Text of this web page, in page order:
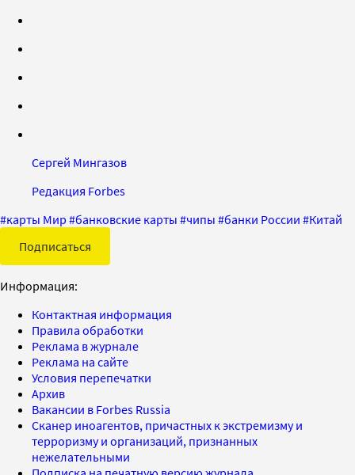
Сергей Мингазов
Редакция Forbes
#карты Мир #банковские карты #чипы #банки России #Китай
Подписаться
Информация:
Контактная информация
Правила обработки
Реклама в журнале
Реклама на сайте
Условия перепечатки
Архив
Вакансии в Forbes Russia
Сканер иноагентов, причастных к экстремизму и
терроризму и организаций, признанных
нежелательными